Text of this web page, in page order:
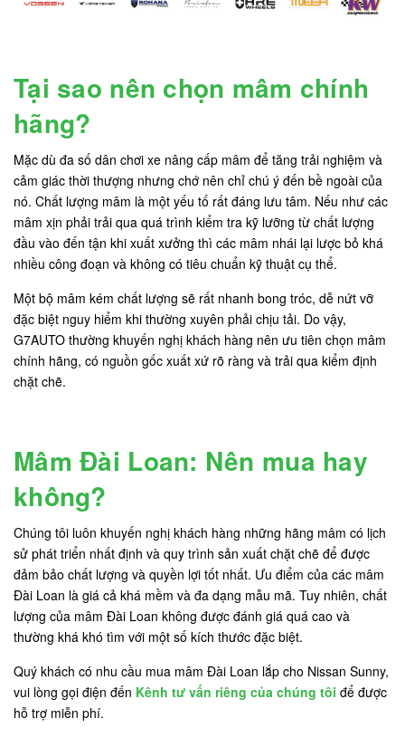
Tại sao nên chọn mâm chính
hãng?
Mặc dù đa số dân chơi xe nâng cấp mâm để tăng trải nghiệm và
cảm giác thời thượng nhưng chớ nên chỉ chú ý đến bề ngoài của
nó. Chất lượng mâm là một yếu tố rất đáng lưu tâm. Nếu như các
mâm xịn phải trải qua quá trình kiểm tra kỹ lưỡng từ chất lượng
đầu vào đến tận khi xuất xưởng thì các mâm nhái lại lược bỏ khá
nhiều công đoạn và không có tiêu chuẩn kỹ thuật cụ thể.
Một bộ mâm kém chất lượng sẽ rất nhanh bong tróc, dễ nứt vỡ
đặc biệt nguy hiểm khi thường xuyên phải chịu tải. Do vậy,
G7AUTO thường khuyến nghị khách hàng nên ưu tiên chọn mâm
chính hãng, có nguồn gốc xuất xứ rõ ràng và trải qua kiểm định
chặt chẽ.
Mâm Đài Loan: Nên mua hay
không?
Chúng tôi luôn khuyến nghị khách hàng những hãng mâm có lịch
sử phát triển nhất định và quy trình sản xuất chặt chẽ để được
đảm bảo chất lượng và quyền lợi tốt nhất. Ưu điểm của các mâm
Đài Loan là giá cả khá mềm và đa dạng mẫu mã. Tuy nhiên, chất
lượng của mâm Đài Loan không được đánh giá quá cao và
thường khá khó tìm với một số kích thước đặc biệt.
Quý khách có nhu cầu mua mâm Đài Loan lắp cho Nissan Sunny,
vui lòng gọi điện đến Kênh tư vấn riêng của chúng tôi để được
hỗ trợ miễn phí.